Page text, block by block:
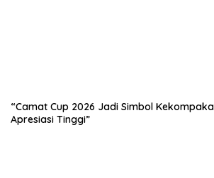
“Camat Cup 2026 Jadi Simbol
Apresiasi Tinggi”